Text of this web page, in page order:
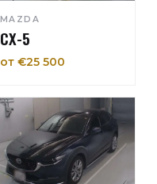
MAZDA
CX-5
от €25 500